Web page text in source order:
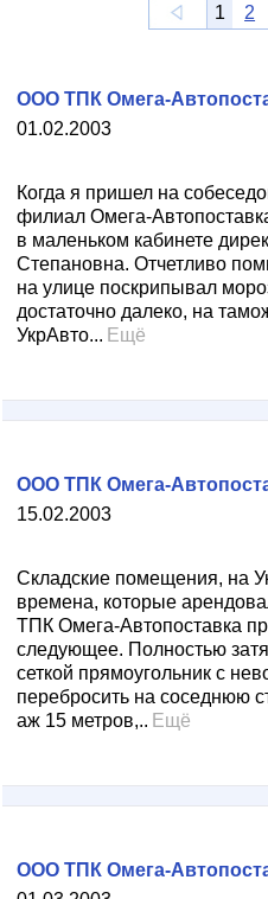
1
2
01.02.2003
ООО ТПК Омега-
Когда я пришел на
филиал Омега-
в маленьком кабинете
Степановна. Отчетливо
на улице поскрипывал
достаточно далеко, на
УкрАвто... Ещё
15.02.2003
ООО ТПК Омега-
Складские помещения, на
времена, которые
ТПК Омега-Автопоставка
следующее. Полностью
сеткой прямоугольник с
перебросить на соседнюю
аж 15 метров,.. Ещё
ООО ТПК Омега-